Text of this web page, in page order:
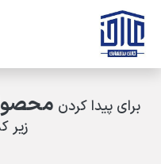
صرف نظر و مشاهده محتوا
برای پیدا کردن
زیر